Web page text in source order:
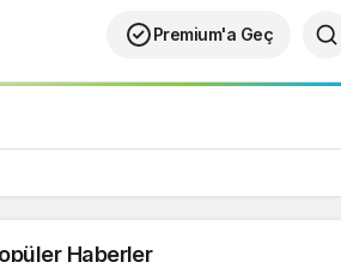
Premium'a Geç
Haberler